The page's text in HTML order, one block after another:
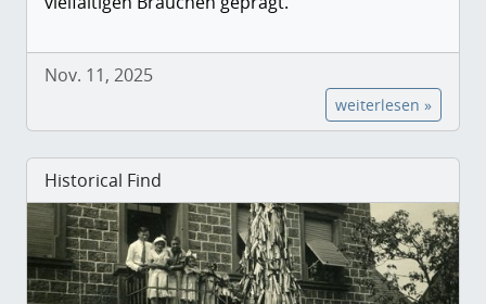
Nov. 11, 2025
weiterlesen »
Historical Find